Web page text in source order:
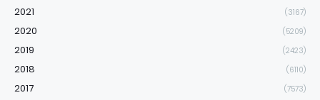
2021 (3167)
2020 (5209)
2019 (2423)
2018 (6110)
2017 (7573)